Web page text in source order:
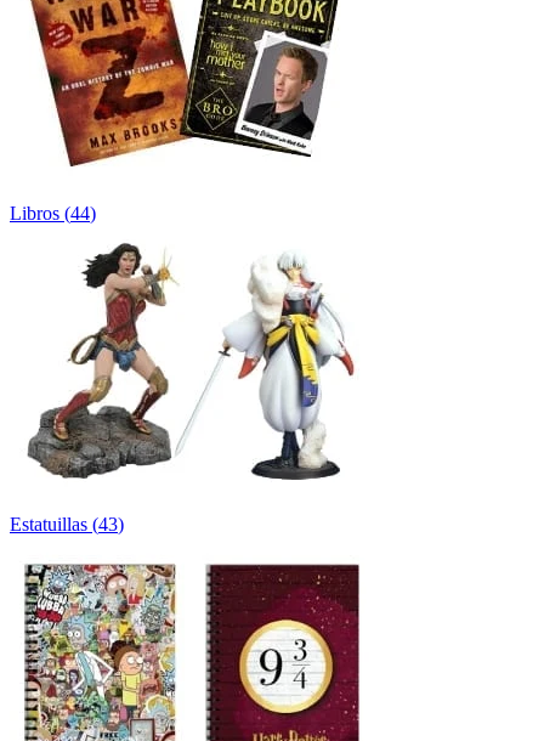
Libros (44)
Estatuillas (43)